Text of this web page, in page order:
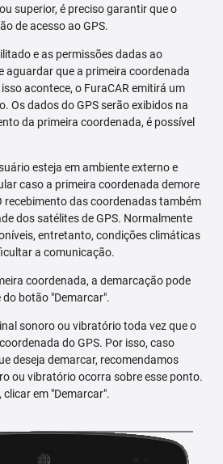
superior, é preciso garantir que o
de acesso ao GPS.
e as permissões dadas ao
aguardar que a primeira coordenada
acontece, o FuraCAR emitirá um
Os dados do GPS serão exibidos na
da primeira coordenada, é possível
esteja em ambiente externo e
caso a primeira coordenada demore
recebimento das coordenadas também
dos satélites de GPS. Normalmente
entretanto, condições climáticas
a comunicação.
coordenada, a demarcação pode
botão "Demarcar".
sonoro ou vibratório toda vez que o
do GPS. Por isso, caso
deseja demarcar, recomendamos
ou vibratório ocorra sobre esse ponto.
em "Demarcar".